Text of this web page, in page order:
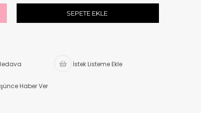
İstek Listeme Ekle
Haber Ver